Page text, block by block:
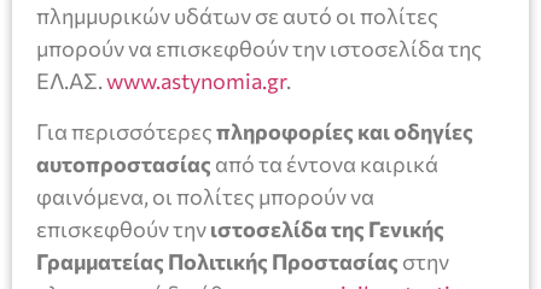
πλημμυρικών υδάτων σε αυτό οι πολίτες
μπορούν να επισκεφθούν την ιστοσελίδα της
ΕΛ.ΑΣ.www.astynomia.gr.
Για περισσότερεςπληροφορίες και οδηγίες
αυτοπροστασίας από τα έντονα καιρικά
φαινόμενα, οι πολίτες μπορούν να
επισκεφθούν τηνιστοσελίδατης Γενικής
Γραμματείας Πολιτικής Προστασίας στην